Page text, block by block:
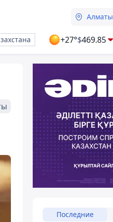
Алматы
+27°$469.85
Последние